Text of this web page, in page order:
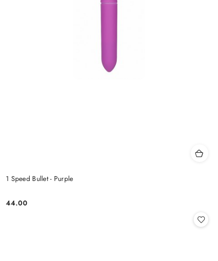
1 Speed Bullet - Purple
Cena:
44.00